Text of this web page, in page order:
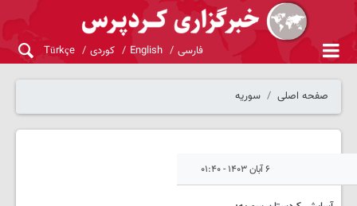
فارسی English کوردی Türkçe
صفحه اصلی سوریه
۶ آبان ۱۴۰۳ - ۰۱:۴۰